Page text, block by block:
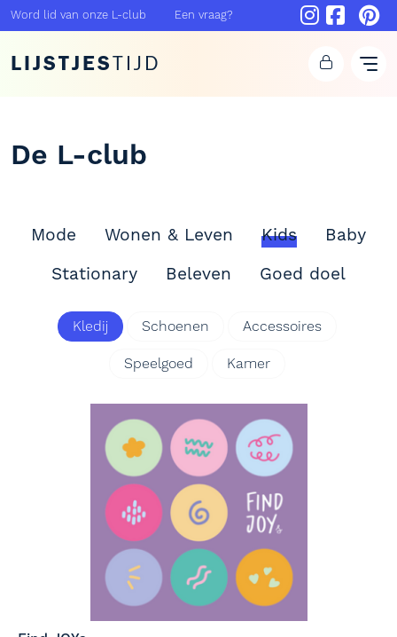
Word lid van onze L-club Een vraag?
LIJSTJESTIJD
De L-club
Mode Wonen & Leven Kids
Baby
Stationary
Beleven Goed doel
Kledij Schoenen Accessoires
Speelgoed Kamer